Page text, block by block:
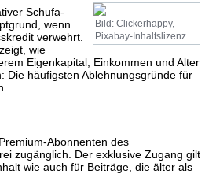
Bild: Clickerhappy,
Pixabay-Inhaltslizenz
Schufa-
wenn
verwehrt.
wie
Eigenkapital, Einkommen und Alter
Die häufigsten Ablehnungsgründe für
Abonnenten des
zugänglich. Der exklusive Zugang gilt
wie auch für Beiträge, die älter als